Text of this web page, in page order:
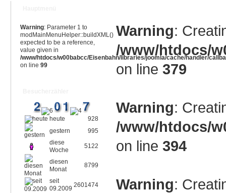
Warning: Parameter 1 to
modMainMenuHelper::buildXML()
expected to be a reference,
value given in
/www/htdocs/w00babcc/Eisenbahn/libraries/joomla/cache/handler/
on line 99
heute
928
gestern
995
diese
Woche
5122
diesen
Monat
8799
seit
09.2009 2601474
Warning:
/www/htdocs/
on line 379
Warning:
/www/htdocs/
on line 394
Warning: